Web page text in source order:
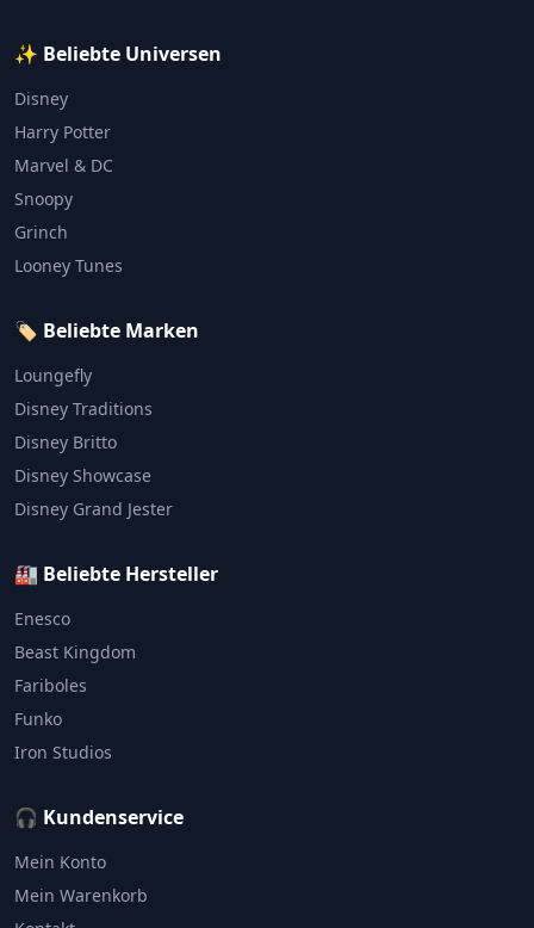
✨ Beliebte Universen
Disney
Harry Potter
Marvel & DC
Snoopy
Grinch
Looney Tunes
🏷️ Beliebte Marken
Loungefly
Disney Traditions
Disney Britto
Disney Showcase
Disney Grand Jester
🏭 Beliebte Hersteller
Enesco
Beast Kingdom
Fariboles
Funko
Iron Studios
🎧 Kundenservice
Mein Konto
Mein Warenkorb